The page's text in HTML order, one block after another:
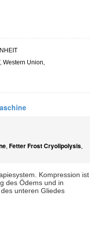
Western Union,
, Fetter Frost Cryolipolysis,
Kompression ist
des Ödems und in
unteren Gliedes